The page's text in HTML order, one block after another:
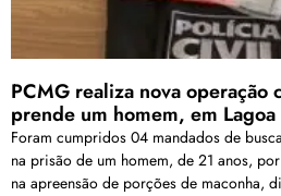
PCMG realiza nova operação
prende um homem, em Lagoa
Foram cumpridos 04 mandados de
na prisão de um homem, de 21 anos,
na apreensão de porções de maconha,